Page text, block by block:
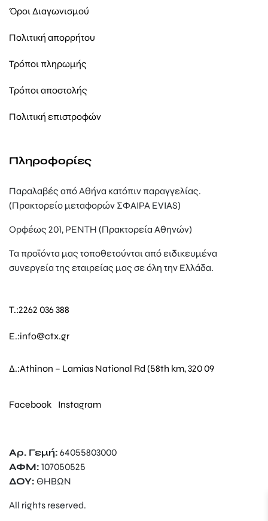
Όροι Διαγωνισμού
Πολιτική απορρήτου
Τρόποι πληρωμής
Τρόποι αποστολής
Πολιτική επιστροφών
Πληροφορίες
Παραλαβές από Αθήνα κατόπιν παραγγελίας.
(Πρακτορείο μεταφορών ΣΦΑΙΡΑ EVIAS)
Ορφέως 201, ΡΕΝΤΗ (Πρακτορεία Αθηνών)
Τα προϊόντα μας τοποθετούνται από ειδικευμένα
συνεργεία της εταιρείας μας σε όλη την Ελλάδα.
T.:2262 036 388
E.:info@ctx.gr
Δ.:Athinon – Lamias National Rd (58th km, 320 09
Facebook Instagram
Αρ. Γεμή: 64055803000
ΑΦΜ: 107050525
ΔΟΥ: ΘΗΒΩΝ
All rights reserved.